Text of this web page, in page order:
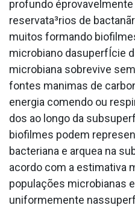
profundo
reservata³rios de
muitos formando
microbiano dasuperfÍcie
microbiana sobrevive
fontes ma­nimas de
energia comendo ou
dos ao longo da
biofilmes podem
bacteriana e arquea na
acordo com a estimativa
populações microbianas
uniformemente